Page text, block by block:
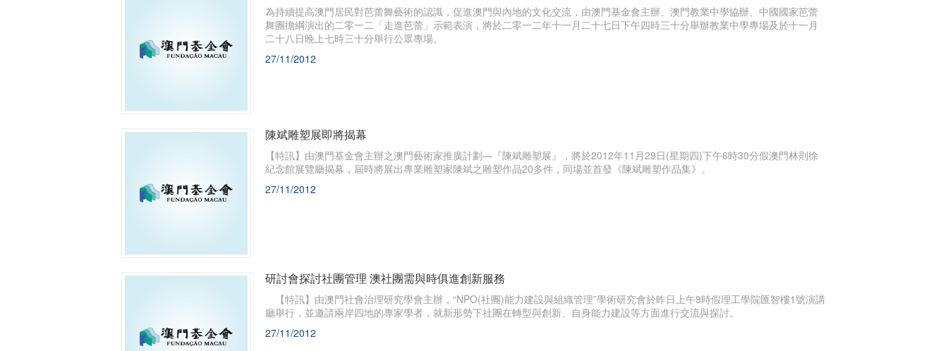
為持續提高澳門居民對芭蕾舞藝術的認識，促進澳門與內地的文化交流，由澳門基金會主辦、澳門教業中學協辦、中國國家芭蕾
舞團擔綱演出的二零一二「走進芭蕾」示範表演，將於二零一二年十一月二十七日下午四時三十分舉辦教業中學專場及於十一月
二十八日晚上七時三十分舉行公眾專場。
27/11/2012
陳斌雕塑展即將揭幕
【特訊】由澳門基金會主辦之澳門藝術家推廣計劃—『陳斌雕塑展』，將於2012年11月29日(星期四)下午6時30分假澳門林則徐
紀念館展覽廳揭幕，屆時將展出專業雕塑家陳斌之雕塑作品20多件，同場並首發《陳斌雕塑作品集》。
27/11/2012
研討會探討社團管理 澳社團需與時俱進創新服務
【特訊】由澳門社會治理研究學會主辦，“NPO(社團)能力建設與組織管理”學術研究會於昨日上午9時假理工學院匯智樓1號演講
廳舉行，並邀請兩岸四地的專家學者，就新形勢下社團在轉型與創新、自身能力建設等方面進行交流與探討。
27/11/2012